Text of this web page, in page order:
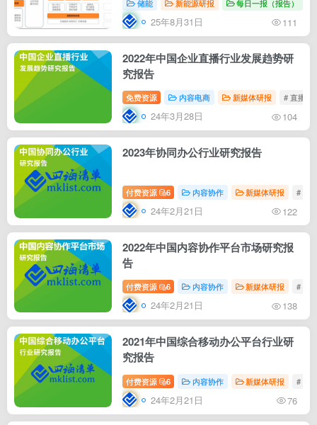
储能 新能源研报 每日一报（报告）
25年8月31日 111
2022年中国企业直播行业发展趋势研
究报告
免费资源 内容电商 新媒体研报 # 直播
24年3月28日 104
2023年协同办公行业研究报告
付费资源 6 内容协作 新媒体研报 # 协
24年2月21日 122
2022年中国内容协作平台市场研究报
告
付费资源 6 内容协作 新媒体研报 # 云
24年2月21日 138
2021年中国综合移动办公平台行业研
究报告
付费资源 6 内容协作 新媒体研报 # 移
24年2月21日 76